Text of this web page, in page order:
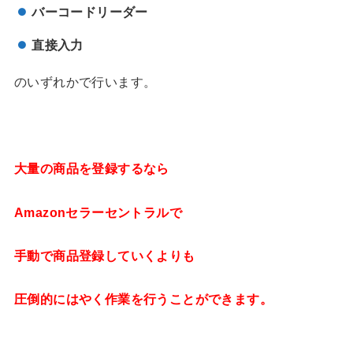
バーコードリーダー
直接入力
のいずれかで行います。
大量の商品を登録するなら
Amazonセラーセントラルで
手動で商品登録していくよりも
圧倒的にはやく作業を行うことができます。